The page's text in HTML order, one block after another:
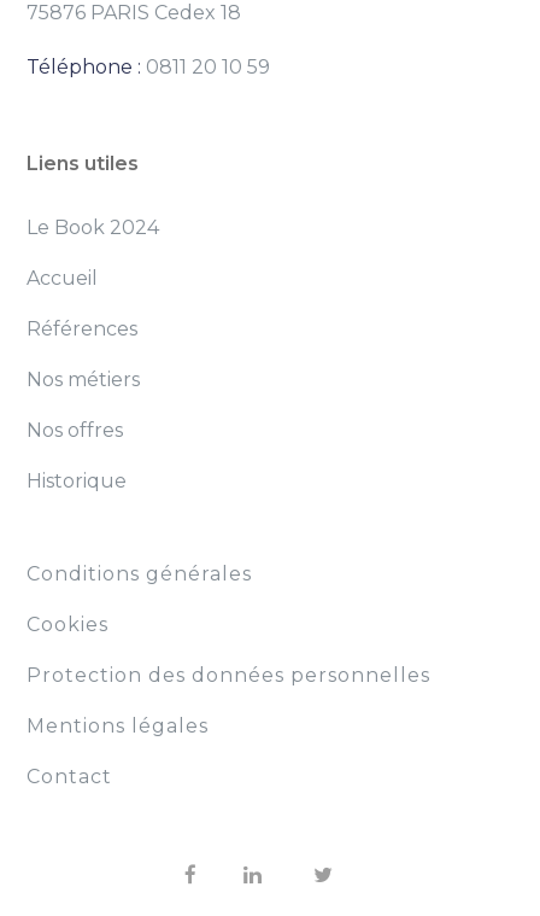
75876 PARIS Cedex 18
Téléphone : 0811 20 10 59
Liens utiles
Le Book 2024
Accueil
Références
Nos métiers
Nos offres
Historique
Conditions générales
Cookies
Protection des données personnelles
Mentions légales
Contact